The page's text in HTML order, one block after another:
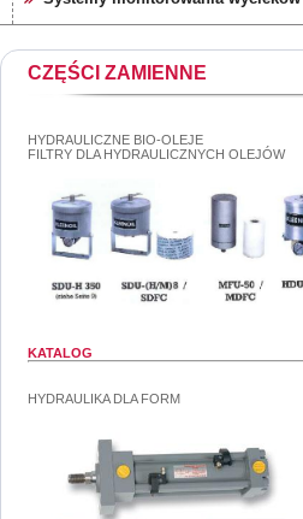
CZĘŚCI ZAMIENNE
HYDRAULICZNE BIO-OLEJE
FILTRY DLA HYDRAULICZNYCH OLEJÓW
KATALOG
HYDRAULIKA DLA FORM